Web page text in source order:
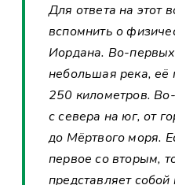
Для ответа на этот
вспомнить о
Иордана. Во-
небольшая река, её
250 километров.
с севера на юг, от
до Мёртвого моря.
первое со вторым,
представляет